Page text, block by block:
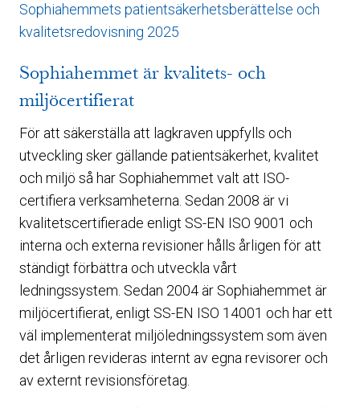
Sophiahemmets patientsäkerhetsberättelse och
kvalitetsredovisning 2025
Sophiahemmet är kvalitets- och
miljöcertifierat
För att säkerställa att lagkraven uppfylls och
utveckling sker gällande patientsäkerhet, kvalitet
och miljö så har Sophiahemmet valt att ISO-
certifiera verksamheterna. Sedan 2008 är vi
kvalitetscertifierade enligt SS-EN ISO 9001 och
interna och externa revisioner hålls årligen för att
ständigt förbättra och utveckla vårt
ledningssystem. Sedan 2004 är Sophiahemmet är
miljöcertifierat, enligt SS-EN ISO 14001 och har ett
väl implementerat miljöledningssystem som även
det årligen revideras internt av egna revisorer och
av externt revisionsföretag.